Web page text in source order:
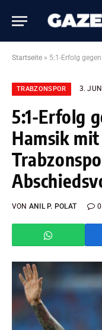
Startseite » 5:1-Erfolg gegen
TRABZONSPOR 3.
5:1-Erfolg
Hamsik
VON ANIL P. POLAT 0